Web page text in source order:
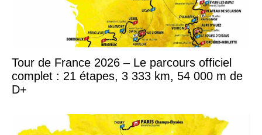
Tour de France 2026 – Le parcours officiel
complet : 21 étapes, 3 333 km, 54 000 m de
D+